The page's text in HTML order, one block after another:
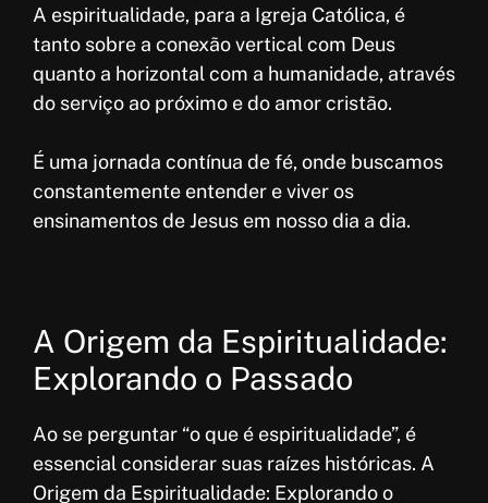
A espiritualidade, para a Igreja Católica, é
tanto sobre a conexão vertical com Deus
quanto a horizontal com a humanidade, através
do serviço ao próximo e do amor cristão.
É uma jornada contínua de fé, onde buscamos
constantemente entender e viver os
ensinamentos de Jesus em nosso dia a dia.
A Origem da Espiritualidade:
Explorando o Passado
Ao se perguntar “o que é espiritualidade”, é
essencial considerar suas raízes históricas. A
Origem da Espiritualidade: Explorando o